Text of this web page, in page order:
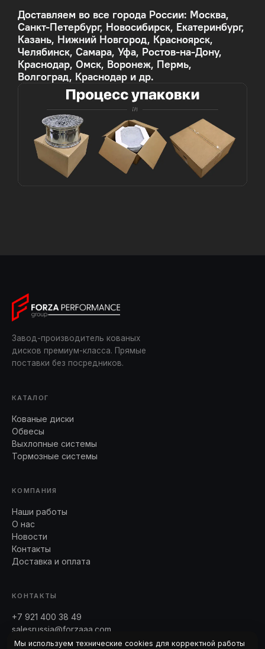
Доставляем во все города России: Москва,
Санкт-Петербург, Новосибирск, Екатеринбург,
Казань, Нижний Новгород, Красноярск,
Челябинск, Самара, Уфа, Ростов-на-Дону,
Краснодар, Омск, Воронеж, Пермь,
Волгоград, Краснодар и др.
Завод-производитель кованых
дисков премиум-класса. Прямые
поставки без посредников.
КАТАЛОГ
Кованые диски
Обвесы
Выхлопные системы
Тормозные системы
КОМПАНИЯ
Наши работы
О нас
Новости
Контакты
Доставка и оплата
КОНТАКТЫ
+7 921 400 38 49
salesrussia@forzaaa.com
Telegram · WhatsApp
Мы используем технические cookies для корректной работы